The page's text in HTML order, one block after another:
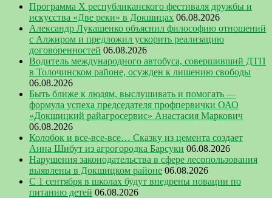
Программа Х республиканского фестиваля дружбы и
искусства «Две реки» в Докшицах 06.08.2026
Александр Лукашенко объяснил философию отношений
с Алжиром и предложил ускорить реализацию
договоренностей 06.08.2026
Водитель международного автобуса, совершивший ДТП
в Толочинском районе, осужден к лишению свободы
06.08.2026
Быть ближе к людям, выслушивать и помогать —
формула успеха председателя профпервички ОАО
«Докшицкий райагросервис» Анастасия Маркович
06.08.2026
Колобок и все-все-все… Сказку из цемента создает
Анна Шибут из агрогородка Барсуки 06.08.2026
Нарушения законодательства в сфере лесопользования
выявлены в Докшицком районе 06.08.2026
С 1 сентября в школах будут внедрены новации по
питанию детей 06.08.2026